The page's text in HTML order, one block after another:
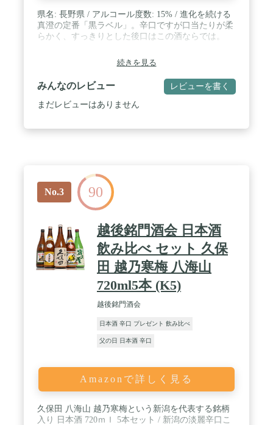
県名: 長野県 / アルコール度数: 15% / 進化を続ける
真澄の定番「黒ラベル」。辛口ですが口当たりが柔
らかく、すっきりとした後口はこの酒ならでは。
続きを見る
みんなのレビュー レビューを書く
まだレビューはありません
No.3 90
越後銘門酒会 日本酒
飲み比べ セット 久保
田 越乃寒梅 八海山
720ml5本 (K5)
越後銘門酒会
日本酒 辛口 プレゼント 飲み比べ
父の日 日本酒 辛口
Amazonで詳しく見る
久保田 八海山 越乃寒梅という新潟を代表する銘柄
入り 日本酒 720ｍｌ 5本セット / 新潟の淡麗辛口こ